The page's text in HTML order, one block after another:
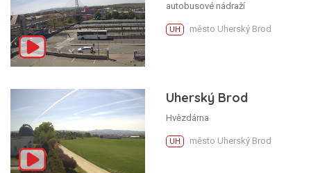
autobusové nádraží
UH město Uherský Brod
Uherský Brod
Hvězdárna
UH město Uherský Brod